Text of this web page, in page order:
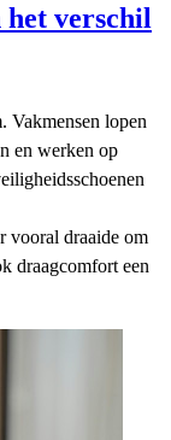
het verschil
Vakmensen lopen
en werken op
vooral draaide om
draagcomfort een